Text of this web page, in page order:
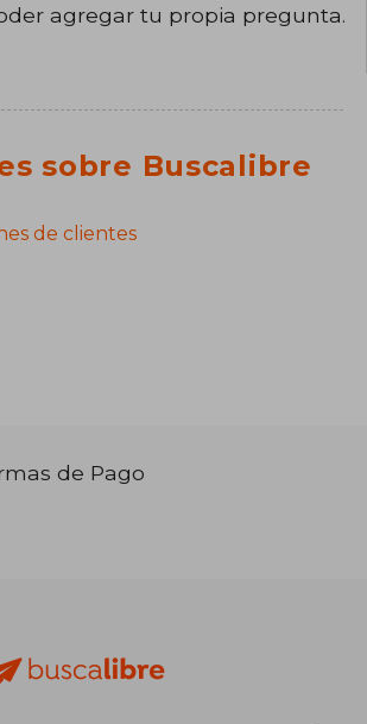
agregar tu propia pregunta.
sobre Buscalibre
de clientes
de Pago